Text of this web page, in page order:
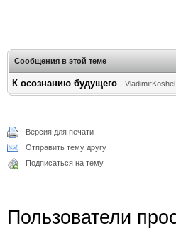
Сообщения в этой теме
К осознанию будущего - VladimirKoshel
Версия для печати
Отправить тему другу
Подписаться на тему
Пользователи